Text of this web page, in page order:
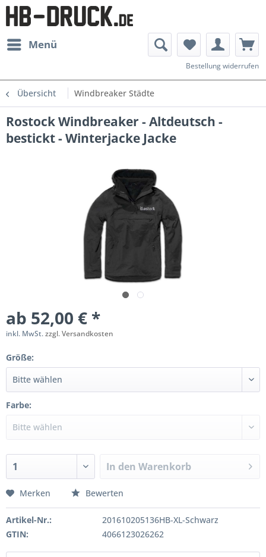
Menü
Bestellung widerrufen
Übersicht Windbreaker Städte
Rostock Windbreaker - Altdeutsch -
bestickt - Winterjacke Jacke
ab 52,00 € *
inkl. MwSt.zzgl. Versandkosten
Größe:
Farbe:
In den Warenkorb
Merken Bewerten
Artikel-Nr.:
201610205136HB-XL-Schwarz
GTIN:
4066123026262